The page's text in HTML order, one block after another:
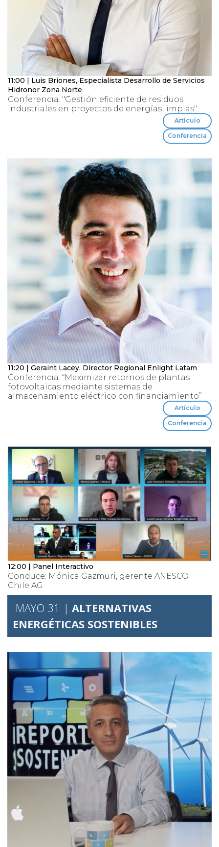
11:00 | Luis Briones, Especialista Desarrollo de Servicios
Hidronor Zona Norte
Conferencia: "Gestión eficiente de residuos
industriales en proyectos de energías limpias"
Artículo
Conferencia
11:20 | Geraint Lacey, Director Regional Enlight Latam
Conferencia: “Maximizar retornos de plantas
fotovoltaicas mediante sistemas de
almacenamiento eléctrico con financiamiento”
Artículo
Conferencia
12:00 | Panel Interactivo
Conduce: Mónica Gazmuri, gerente ANESCO
Chile AG
MAYO 31 | ALTERNATIVAS
ENERGÉTICAS SOSTENIBLES